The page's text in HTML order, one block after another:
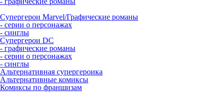
Супергерои Marvel/Графические романы
- серии о персонажах
- синглы
Супергерои DC
- графические романы
- серии о персонажах
- синглы
Альтернативная супергероика
Альтернативные комиксы
Комиксы по франшизам